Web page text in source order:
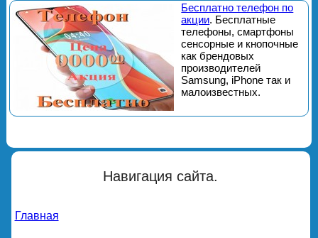
Бесплатно телефон по
акции. Бесплатные
телефоны, смартфоны
сенсорные и кнопочные
как брендовых
производителей
Samsung, iPhone так и
малоизвестных.
Навигация сайта.
Главная